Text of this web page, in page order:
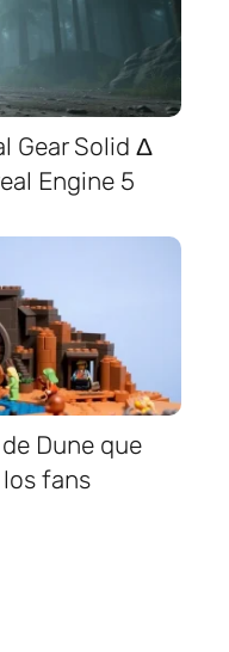
Gear Solid Δ
Engine 5
Dune que
fans